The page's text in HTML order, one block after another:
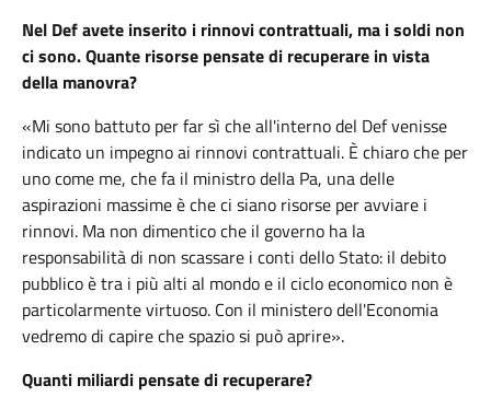
Nel Def avete inserito i rinnovi contrattuali, ma i soldi non
ci sono. Quante risorse pensate di recuperare in vista
della manovra?
«Mi sono battuto per far sì che all'interno del Def venisse
indicato un impegno ai rinnovi contrattuali. È chiaro che per
uno come me, che fa il ministro della Pa, una delle
aspirazioni massime è che ci siano risorse per avviare i
rinnovi. Ma non dimentico che il governo ha la
responsabilità di non scassare i conti dello Stato: il debito
pubblico è tra i più alti al mondo e il ciclo economico non è
particolarmente virtuoso. Con il ministero dell'Economia
vedremo di capire che spazio si può aprire».
Quanti miliardi pensate di recuperare?